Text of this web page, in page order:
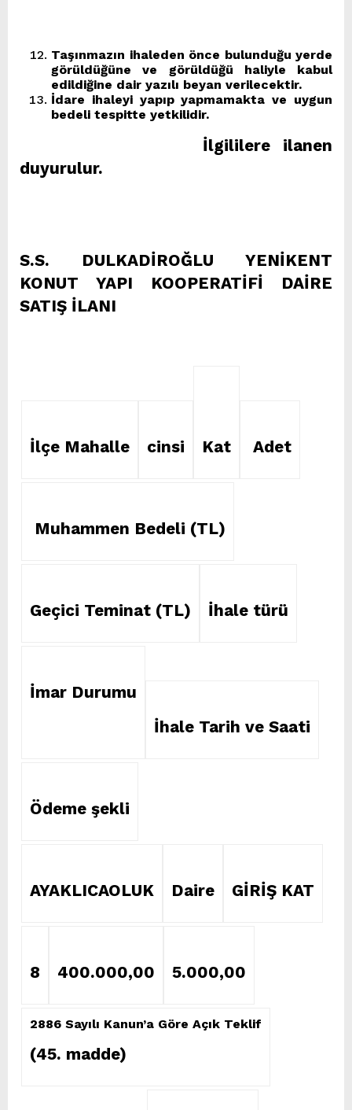
Taşınmazın ihaleden önce bulunduğu yerde
görüldüğüne ve görüldüğü haliyle kabul
edildiğine dair yazılı beyan verilecektir.
İdare ihaleyi yapıp yapmamakta ve uygun
bedeli tespitte yetkilidir.
İlgililere ilanen
S.S. DULKADİROĞLU YENİKENT
KONUT YAPI KOOPERATİFİ DAİRE
SATIŞ İLANI
İlçe Mahalle cinsi Kat Adet
Muhammen Bedeli (TL)
Geçici Teminat (TL) İhale türü
İmar Durumu
İhale Tarih ve Saati
Ödeme şekli
AYAKLICAOLUK Daire GİRİŞ KAT
8 400.000,00 5.000,00
2886 Sayılı Kanun’a Göre Açık Teklif
(45. madde)